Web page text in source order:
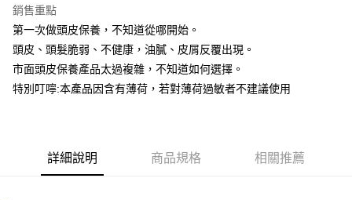
銷售重點
第一次做頭皮保養，不知道從哪開始。
頭皮、頭髮脆弱、不健康，油膩、皮屑反覆出現。
市面頭皮保養產品太過複雜，不知道如何選擇。
特別叮嚀:本產品因含有薄荷，若對薄荷過敏者不建議使用
詳細說明 商品規格 相關推薦